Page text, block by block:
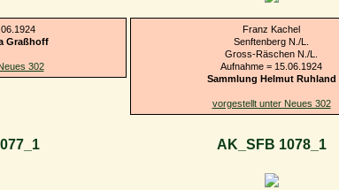
Graßhoff
302
Franz Kachel
Senftenberg N./L.
Gross-Räschen N./L.
Aufnahme = 15.06.1924
Sammlung Helmut Ruhland
vorgestellt unter Neues 302
AK_SFB 1078_1